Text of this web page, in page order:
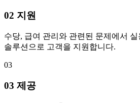
02 지원
수당, 급여 관리와 관련된 문제에서
솔루션으로 고객을 지원합니다.
03
03 제공